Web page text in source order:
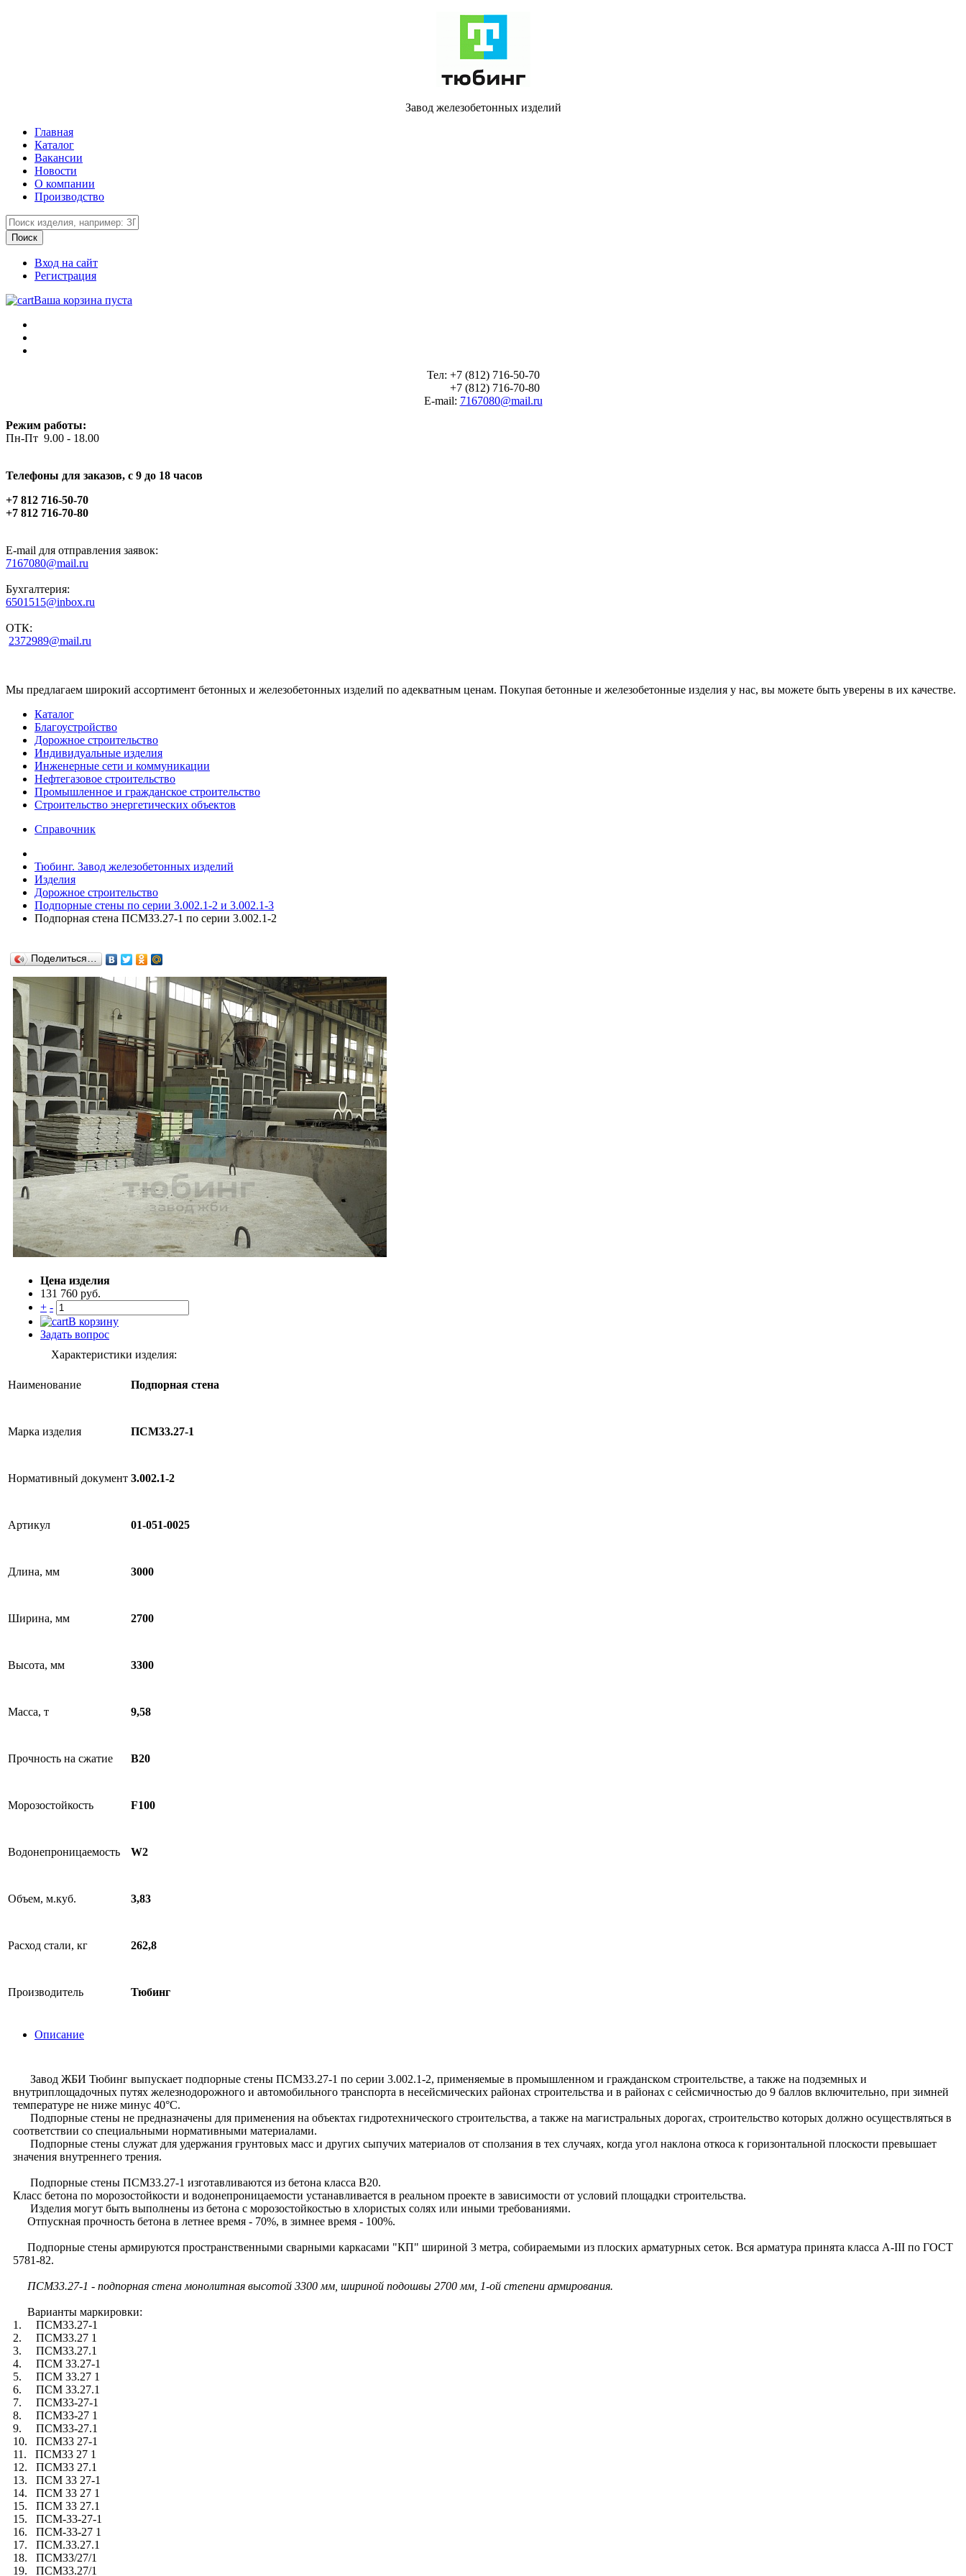
Завод железобетонных изделий
Главная
Каталог
Вакансии
Новости
О компании
Производство
Вход на сайт
Регистрация
Ваша корзина пуста
Тел: +7 (812) 716-50-70
+7 (812) 716-70-80
E-mail: 7167080@mail.ru
Режим работы:
Пн-Пт 9.00 - 18.00
Телефоны для заказов, c 9 до 18 часов
+7 812 716-50-70
+7 812 716-70-80
E-mail для отправления заявок:
7167080@mail.ru
Бухгалтерия:
6501515@inbox.ru
ОТК:
2372989@mail.ru
Мы предлагаем широкий ассортимент бетонных и железобетонных изделий по адекватным ценам. Покупая бетонные и железобетонные изделия у нас, вы можете быть уверены в их качестве.
Каталог
Благоустройство
Дорожное строительство
Индивидуальные изделия
Инженерные сети и коммуникации
Нефтегазовое строительство
Промышленное и гражданское строительство
Строительство энергетических объектов
Справочник
Тюбинг. Завод железобетонных изделий
Изделия
Дорожное строительство
Подпорные стены по серии 3.002.1-2 и 3.002.1-3
Подпорная стена ПСМ33.27-1 по серии 3.002.1-2
Поделиться…
Цена изделия
131 760 руб.
+ -
В корзину
Задать вопрос
Характеристики изделия:
Наименование Подпорная стена
Марка изделия ПСМ33.27-1
Нормативный документ 3.002.1-2
Артикул 01-051-0025
Длина, мм 3000
Ширина, мм 2700
Высота, мм 3300
Масса, т 9,58
Прочность на сжатие B20
Морозостойкость F100
Водонепроницаемость W2
Объем, м.куб. 3,83
Расход стали, кг 262,8
Производитель Тюбинг
Описание
Завод ЖБИ Тюбинг выпускает подпорные стены ПСМ33.27-1 по серии 3.002.1-2, применяемые в промышленном и гражданском строительстве, а также на подземных и
внутриплощадочных путях железнодорожного и автомобильного транспорта в несейсмических районах строительства и в районах с сейсмичностью до 9 баллов включительно, при зимней
температуре не ниже минус 40°С.
Подпорные стены не предназначены для применения на объектах гидротехнического строительства, а также на магистральных дорогах, строительство которых должно осуществляться в
соответствии со специальными нормативными материалами.
Подпорные стены служат для удержания грунтовых масс и других сыпучих материалов от сползания в тех случаях, когда угол наклона откоса к горизонтальной плоскости превышает
значения внутреннего трения.
Подпорные стены ПСМ33.27-1 изготавливаются из бетона класса В20.
Класс бетона по морозостойкости и водонепроницаемости устанавливается в реальном проекте в зависимости от условий площадки строительства.
Изделия могут быть выполнены из бетона с морозостойкостью в хлористых солях или иными требованиями.
Отпускная прочность бетона в летнее время - 70%, в зимнее время - 100%.
Подпорные стены армируются пространственными сварными каркасами "КП" шириной 3 метра, собираемыми из плоских арматурных сеток. Вся арматура принята класса А-III по ГОСТ
5781-82.
ПСМ33.27-1 - подпорная стена монолитная высотой 3300 мм, шириной подошвы 2700 мм, 1-ой степени армирования.
Варианты маркировки:
1. ПСМ33.27-1
2. ПСМ33.27 1
3. ПСМ33.27.1
4. ПСМ 33.27-1
5. ПСМ 33.27 1
6. ПСМ 33.27.1
7. ПСМ33-27-1
8. ПСМ33-27 1
9. ПСМ33-27.1
10. ПСМ33 27-1
11. ПСМ33 27 1
12. ПСМ33 27.1
13. ПСМ 33 27-1
14. ПСМ 33 27 1
15. ПСМ 33 27.1
15. ПСМ-33-27-1
16. ПСМ-33-27 1
17. ПСМ.33.27.1
18. ПСМ33/27/1
19. ПСМ33.27/1